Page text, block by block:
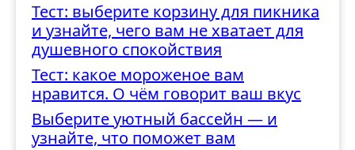
трудностями
Тест: выберите корзину для пикника
и узнайте, чего вам не хватает для
душевного спокойствия
Тест: какое мороженое вам
нравится. О чём говорит ваш вкус
Выберите уютный бассейн — и
узнайте, что поможет вам